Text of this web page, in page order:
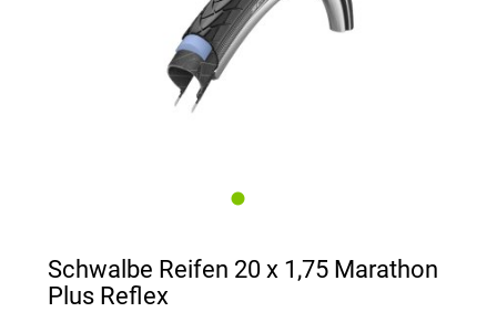
Schwalbe Reifen 20 x 1,75 Marathon
Plus Reflex